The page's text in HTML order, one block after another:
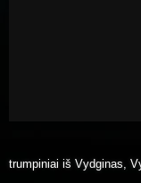
trumpiniai iš Vydginas,